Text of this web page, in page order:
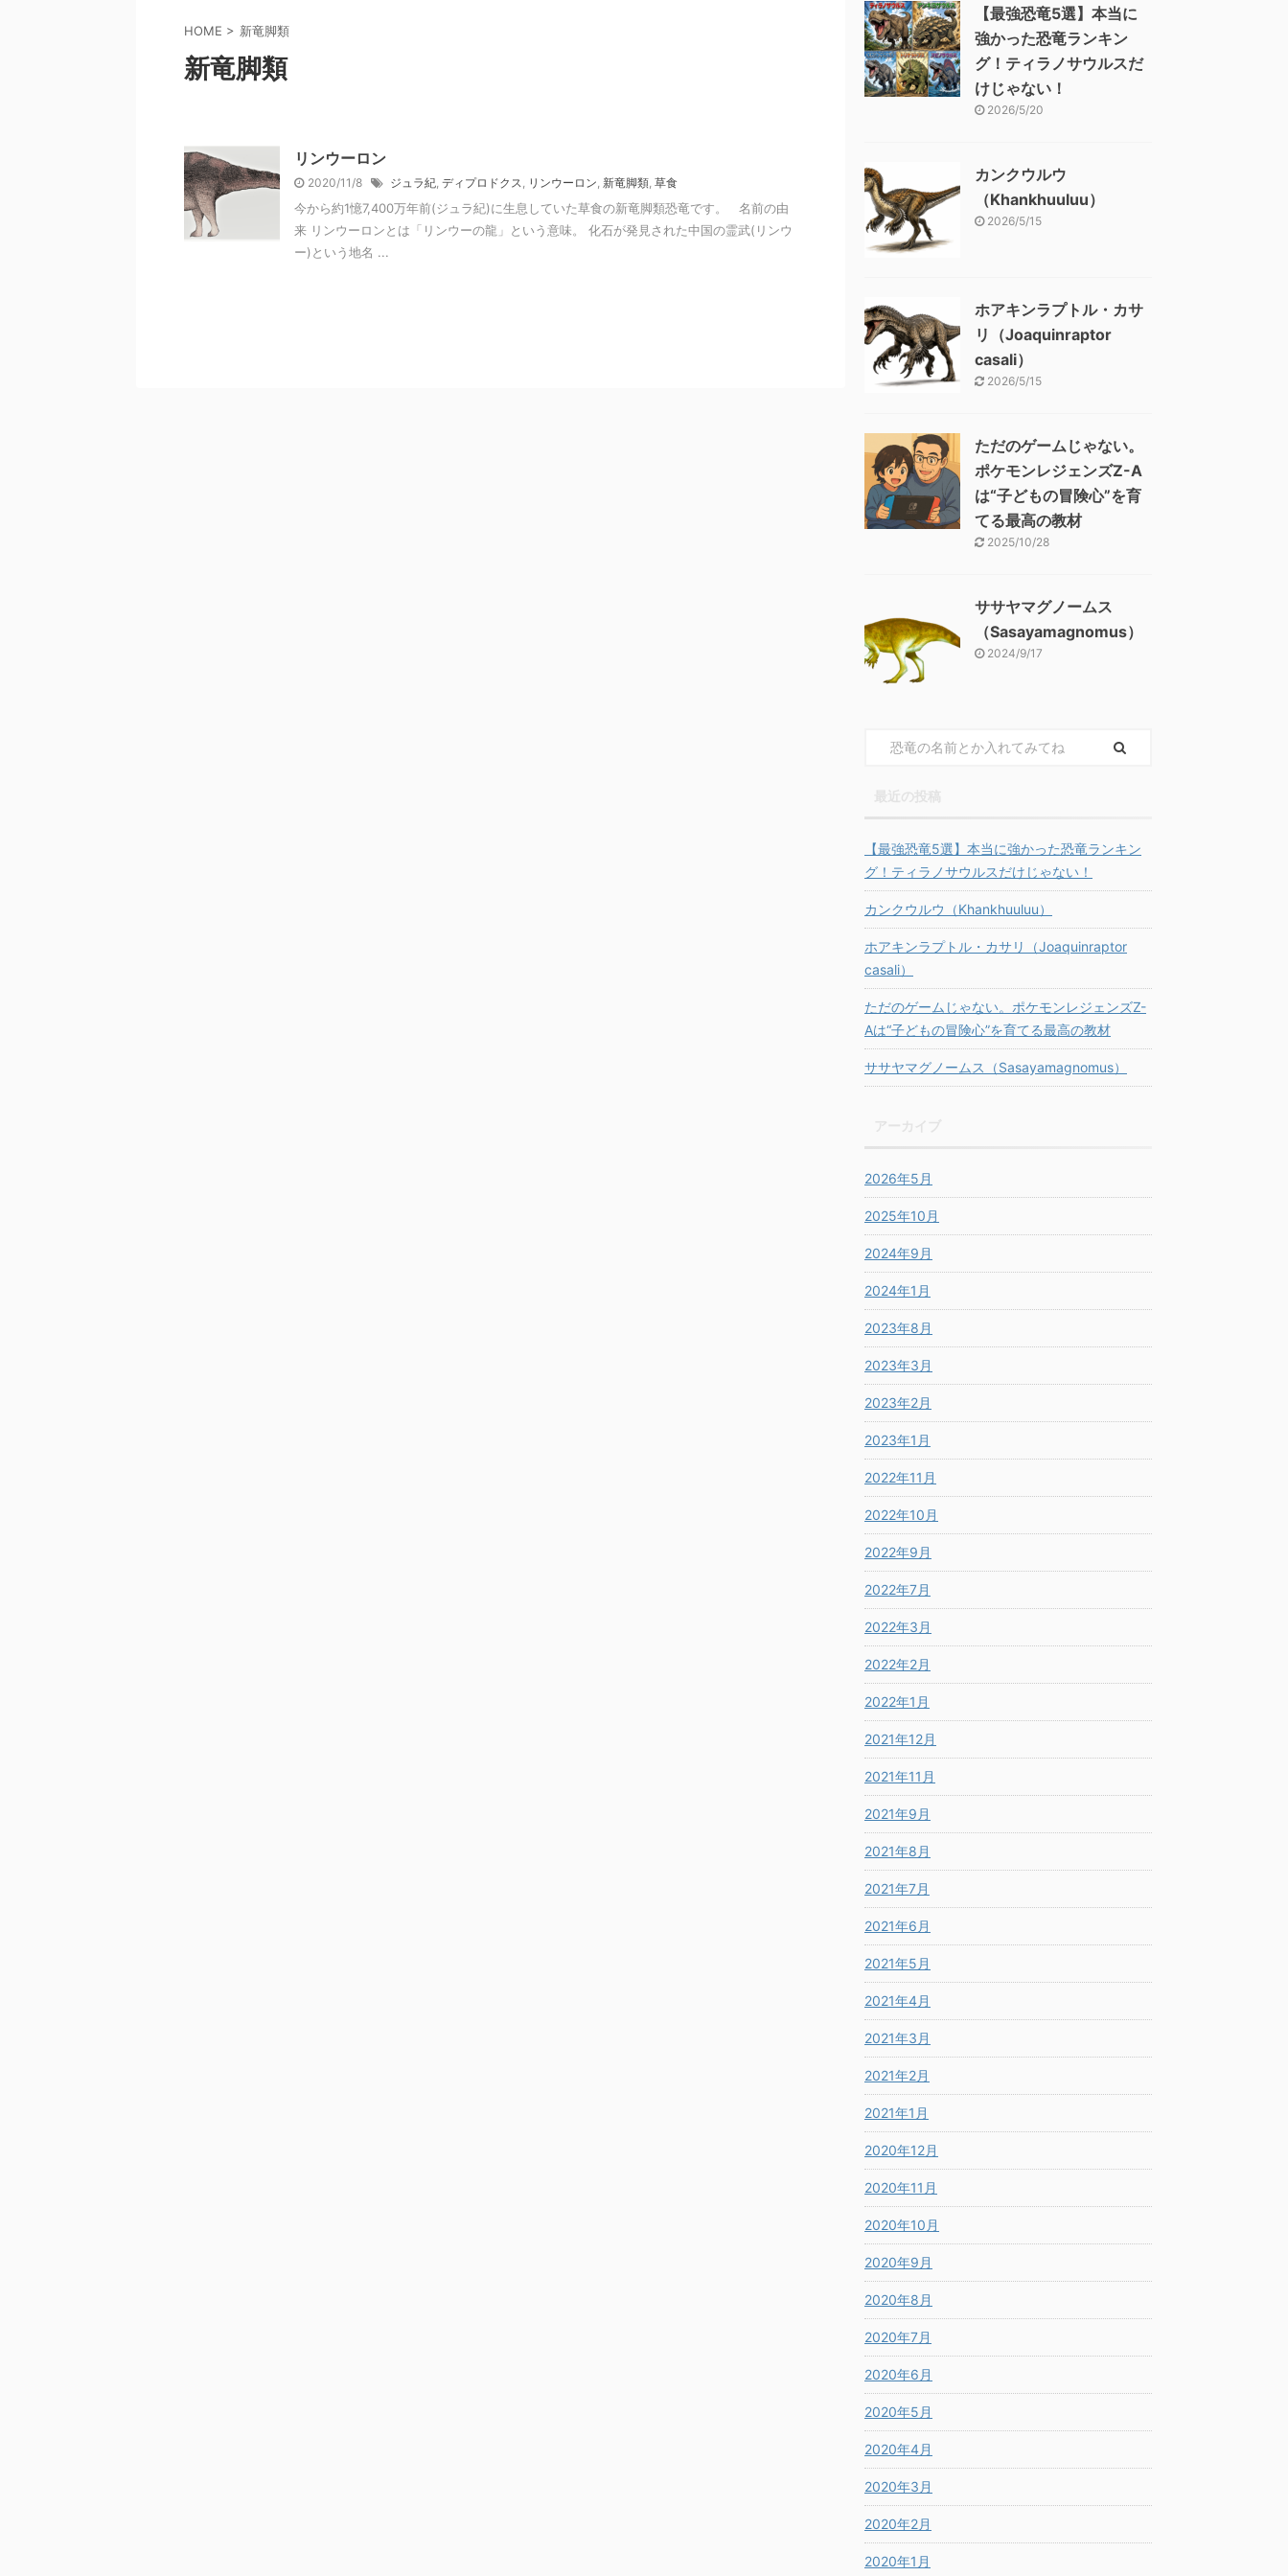
HOME > 新竜脚類
新竜脚類
リンウーロン
2020/11/8 ジュラ紀, ディプロドクス, リンウーロン, 新竜脚類, 草食
今から約1憶7,400万年前(ジュラ紀)に生息していた草食の新竜脚類恐竜です。 名前の由
来 リンウーロンとは「リンウーの龍」という意味。 化石が発見された中国の霊武(リンウ
ー)という地名 ...
【最強恐竜5選】本当に
強かった恐竜ランキン
グ！ティラノサウルスだ
けじゃない！
2026/5/20
カンクウルウ
（Khankhuuluu）
2026/5/15
ホアキンラプトル・カサ
リ（Joaquinraptor
casali）
2026/5/15
ただのゲームじゃない。
ポケモンレジェンズZ-A
は“子どもの冒険心”を育
てる最高の教材
2025/10/28
ササヤマグノームス
（Sasayamagnomus）
2024/9/17
【最強恐竜5選】本当に強かった恐竜ランキン
グ！ティラノサウルスだけじゃない！
カンクウルウ（Khankhuuluu）
ホアキンラプトル・カサリ（Joaquinraptor
casali）
ただのゲームじゃない。ポケモンレジェンズZ-
Aは“子どもの冒険心”を育てる最高の教材
ササヤマグノームス（Sasayamagnomus）
2026年5月
2025年10月
2024年9月
2024年1月
2023年8月
2023年3月
2023年2月
2023年1月
2022年11月
2022年10月
2022年9月
2022年7月
2022年3月
2022年2月
2022年1月
2021年12月
2021年11月
2021年9月
2021年8月
2021年7月
2021年6月
2021年5月
2021年4月
2021年3月
2021年2月
2021年1月
2020年12月
2020年11月
2020年10月
2020年9月
2020年8月
2020年7月
2020年6月
2020年5月
2020年4月
2020年3月
2020年2月
2020年1月